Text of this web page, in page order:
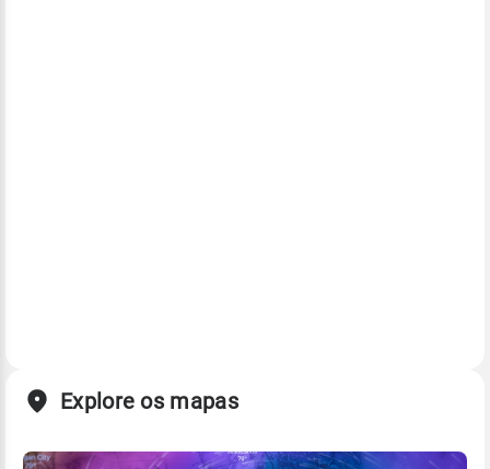
Explore os mapas